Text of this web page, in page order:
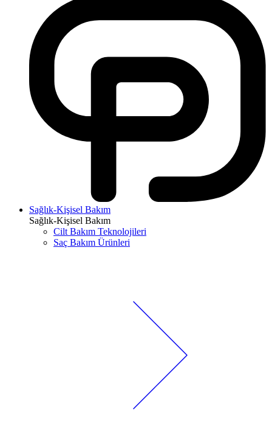
Sağlık-Kişisel Bakım
Sağlık-Kişisel Bakım
Cilt Bakım Teknolojileri
Saç Bakım Ürünleri